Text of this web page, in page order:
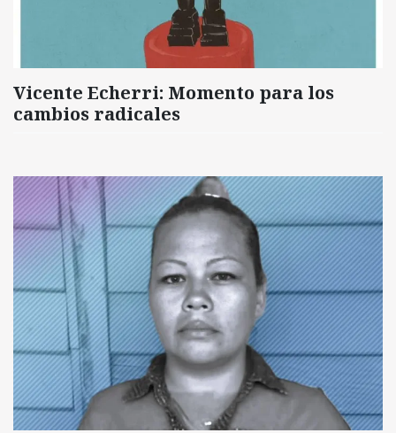
Vicente Echerri: Momento para los
cambios radicales